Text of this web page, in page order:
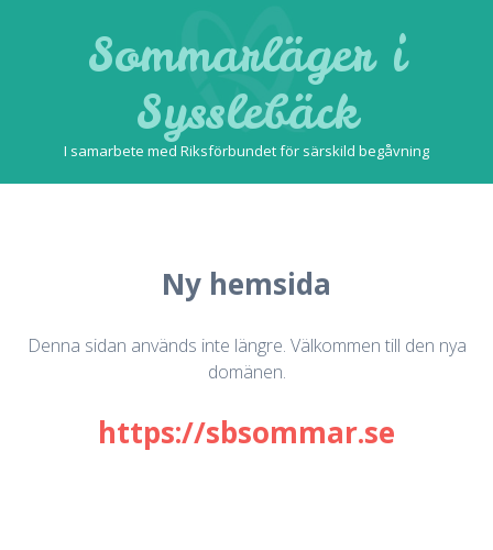
Sommarläger i
Sysslebäck
I samarbete med Riksförbundet för särskild begåvning
Ny hemsida
Denna sidan används inte längre. Välkommen till den nya
domänen.
https://sbsommar.se